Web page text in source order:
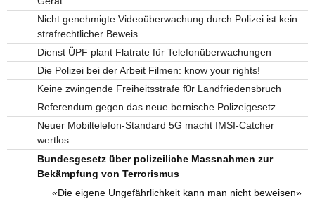
Nicht genehmigte Videoüberwachung durch Polizei ist kein
strafrechtlicher Beweis
Dienst ÜPF plant Flatrate für Telefonüberwachungen
Die Polizei bei der Arbeit Filmen: know your rights!
Keine zwingende Freiheitsstrafe f0r Landfriedensbruch
Referendum gegen das neue bernische Polizeigesetz
Neuer Mobiltelefon-Standard 5G macht IMSI-Catcher
wertlos
Bundesgesetz über polizeiliche Massnahmen zur
Bekämpfung von Terrorismus
«Die eigene Ungefährlichkeit kann man nicht beweisen»